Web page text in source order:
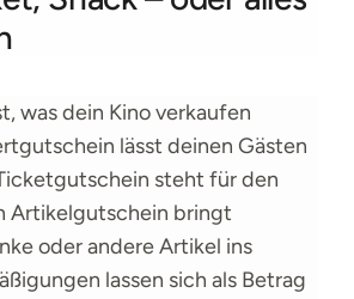
was dein Kino verkaufen
lässt deinen Gästen
steht für den
Artikelgutschein bringt
oder andere Artikel ins
lassen sich als Betrag